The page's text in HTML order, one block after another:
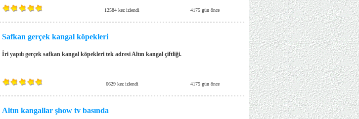
12584 kez izlendi 4175 gün önce
Safkan gerçek kangal köpekleri
İri yapılı gerçek safkan kangal köpekleri tek adresi Altın kangal çiftliği.
6629 kez izlendi 4175 gün önce
Altın kangallar şhow tv basında